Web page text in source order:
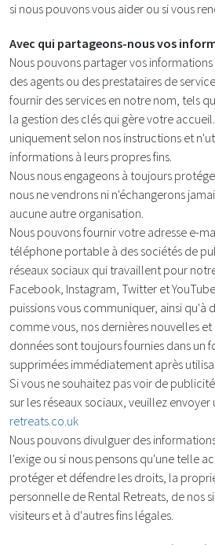
si nous pouvons vous aider ou si vous
Avec qui partageons-nous vos
Nous pouvons partager vos
des agents ou des prestataires de
fournir des services en notre nom, tels
la gestion des clés qui gère votre
uniquement selon nos instructions et
informations à leurs propres fins.
Nous nous engageons à toujours
nous ne vendrons ni n'échangerons
aucune autre organisation.
Nous pouvons fournir votre adresse e-
téléphone portable à des sociétés de
réseaux sociaux qui travaillent pour
Facebook, Instagram, Twitter et
puissions vous communiquer, ainsi qu'à
comme vous, nos dernières nouvelles et
données sont toujours fournies dans un
supprimées immédiatement après
Si vous ne souhaitez pas voir de
sur les réseaux sociaux, veuillez envoyer
retreats.co.uk
Nous pouvons divulguer des
l'exige ou si nous pensons qu'une telle
protéger et défendre les droits, la
personnelle de Rental Retreats, de nos
visiteurs et à d'autres fins légales.